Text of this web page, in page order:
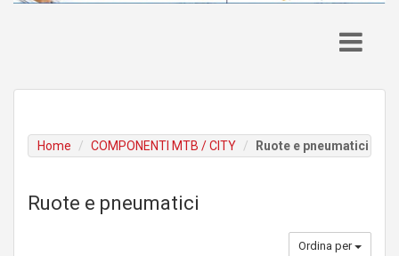
Home COMPONENTI MTB / CITY Ruote e pneumatici
Ruote e pneumatici
Ordina per